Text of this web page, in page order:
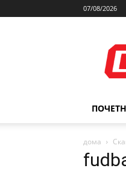
07/08/2026
дома